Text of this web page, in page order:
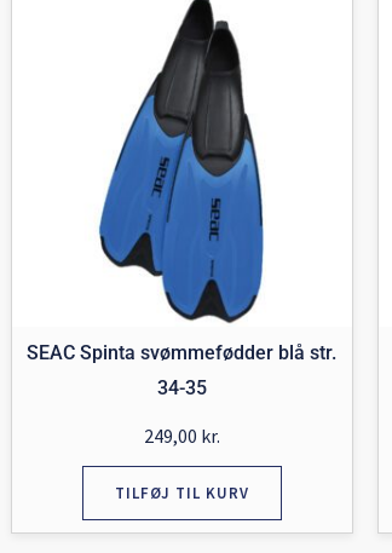
SEAC Spinta svømmefødder blå str.
34-35
249,00 kr.
TILFØJ TIL KURV